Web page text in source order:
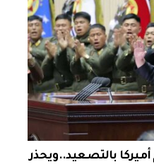
بالتصعيد..ويحذر